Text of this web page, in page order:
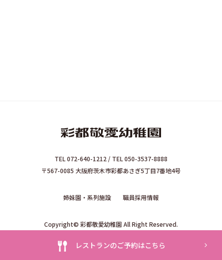
レストランのご予約はこちら
TEL 072-640-1212 / TEL 050-3537-8888
〒567-0085 大阪府茨木市彩都あさぎ5丁目7番地4号
姉妹園・系列施設 職員採用情報
Copyright© 彩都敬愛幼稚園 All Right Reserved.